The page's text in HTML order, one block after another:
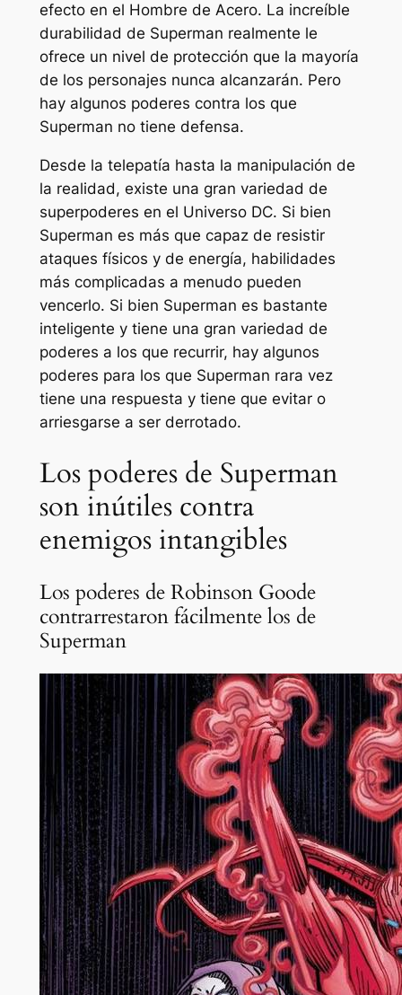
efecto en el Hombre de Acero. La increíble
durabilidad de Superman realmente le
ofrece un nivel de protección que la mayoría
de los personajes nunca alcanzarán. Pero
hay algunos poderes contra los que
Superman no tiene defensa.
Desde la telepatía hasta la manipulación de
la realidad, existe una gran variedad de
superpoderes en el Universo DC. Si bien
Superman es más que capaz de resistir
ataques físicos y de energía, habilidades
más complicadas a menudo pueden
vencerlo. Si bien Superman es bastante
inteligente y tiene una gran variedad de
poderes a los que recurrir, hay algunos
poderes para los que Superman rara vez
tiene una respuesta y tiene que evitar o
arriesgarse a ser derrotado.
Los poderes de Superman
son inútiles contra
enemigos intangibles
Los poderes de Robinson Goode
contrarrestaron fácilmente los de
Superman